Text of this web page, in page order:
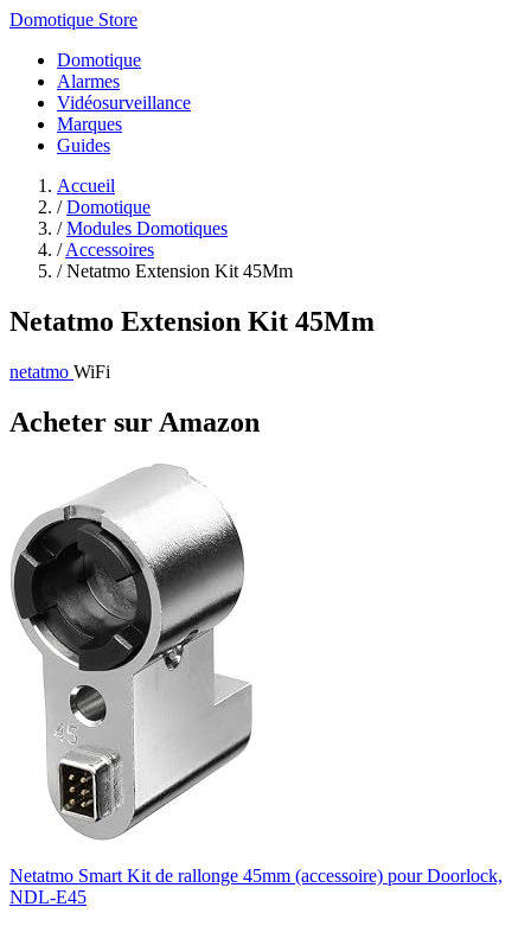
Domotique Store
Domotique
Alarmes
Vidéosurveillance
Marques
Guides
Accueil
/ Domotique
/ Modules Domotiques
/ Accessoires
/ Netatmo Extension Kit 45Mm
Netatmo Extension Kit 45Mm
netatmo WiFi
Acheter sur Amazon
Netatmo Smart Kit de rallonge 45mm (accessoire) pour Doorlock,
NDL-E45